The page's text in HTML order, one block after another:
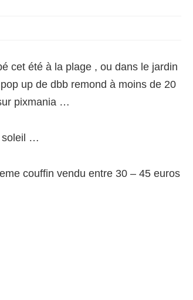
cet été à la plage , ou dans le jardin
up de dbb remond à moins de 20
pixmania …
soleil …
couffin vendu entre 30 – 45 euros